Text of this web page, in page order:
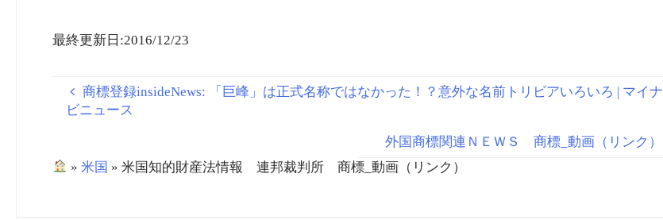
最終更新日:2016/12/23
商標登録insideNews: 「巨峰」は正式名称ではなかった！？意外な名前トリビアいろいろ | マイナ
ビニュース
外国商標関連ＮＥＷＳ 商標_動画（リンク）
»米国 »米国知的財産法情報 連邦裁判所 商標_動画（リンク）